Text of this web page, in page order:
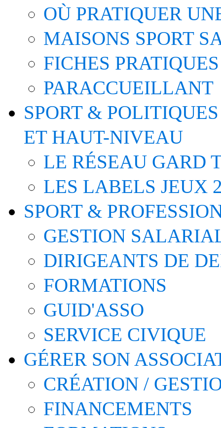
OÙ PRATIQUER
MAISONS SPORT
FICHES PRATIQUES
PARACCUEILLANT
SPORT &
ET HAUT-NIVEAU
LE RÉSEAU GARD
LES LABELS JEUX
SPORT &
GESTION
DIRIGEANTS DE
FORMATIONS
GUID'ASSO
SERVICE CIVIQUE
GÉRER SON
CRÉATION /
FINANCEMENTS